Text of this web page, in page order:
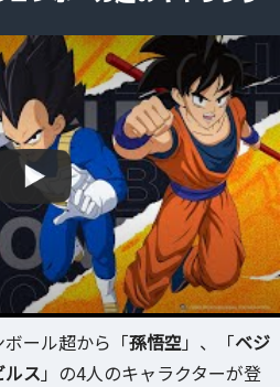
ール超から「孫悟空 」、「ベジ
ルス 」の4人のキャラクターが登